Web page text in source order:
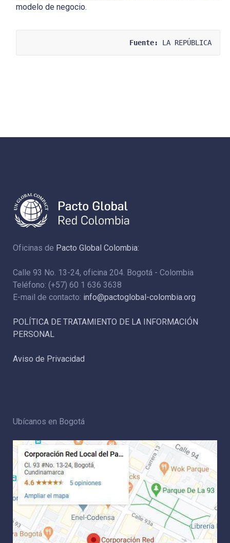
modelo de negocio.
Fuente: LA REPÚBLICA
Oficinas de Pacto Global Colombia:
Calle 93 No. 13-24, oficina 204. Bogotá - Colombia
Teléfono: (+57) 60 1 636 3638
E-mail de contacto: info@pactoglobal-colombia.org
POLÍTICA DE TRATAMIENTO DE LA INFORMACIÓN
PERSONAL
Aviso de Privacidad
Ubícanos en Bogotá